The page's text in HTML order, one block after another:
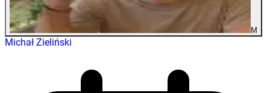
M
Michał Zieliński